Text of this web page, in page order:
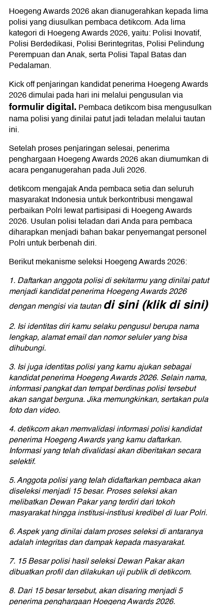
Hoegeng Awards 2026 akan dianugerahkan kepada lima
polisi yang diusulkan pembaca detikcom. Ada lima
kategori di Hoegeng Awards 2026, yaitu: Polisi Inovatif,
Polisi Berdedikasi, Polisi Berintegritas, Polisi Pelindung
Perempuan dan Anak, serta Polisi Tapal Batas dan
Pedalaman.
Kick off penjaringan kandidat penerima Hoegeng Awards
2026 dimulai pada hari ini melalui pengusulan via
formulir digital. Pembaca detikcom bisa mengusulkan
nama polisi yang dinilai patut jadi teladan melalui tautan
ini.
Setelah proses penjaringan selesai, penerima
penghargaan Hoegeng Awards 2026 akan diumumkan di
acara penganugerahan pada Juli 2026.
detikcom mengajak Anda pembaca setia dan seluruh
masyarakat Indonesia untuk berkontribusi mengawal
perbaikan Polri lewat partisipasi di Hoegeng Awards
2026. Usulan polisi teladan dari Anda para pembaca
diharapkan menjadi bahan bakar penyemangat personel
Polri untuk berbenah diri.
Berikut mekanisme seleksi Hoegeng Awards 2026:
1. Daftarkan anggota polisi di sekitarmu yang dinilai patut
menjadi kandidat penerima Hoegeng Awards 2026
dengan mengisi via tautandi sini (klik di sini)
2. Isi identitas diri kamu selaku pengusul berupa nama
lengkap, alamat email dan nomor seluler yang bisa
dihubungi.
3. Isi juga identitas polisi yang kamu ajukan sebagai
kandidat penerima Hoegeng Awards 2026. Selain nama,
informasi pangkat dan tempat berdinas polisi tersebut
akan sangat berguna. Jika memungkinkan, sertakan pula
foto dan video.
4. detikcom akan memvalidasi informasi polisi kandidat
penerima Hoegeng Awards yang kamu daftarkan.
Informasi yang telah divalidasi akan diberitakan secara
selektif.
5. Anggota polisi yang telah didaftarkan pembaca akan
diseleksi menjadi 15 besar. Proses seleksi akan
melibatkan Dewan Pakar yang terdiri dari tokoh
masyarakat hingga institusi-institusi kredibel di luar Polri.
6. Aspek yang dinilai dalam proses seleksi di antaranya
adalah integritas dan dampak kepada masyarakat.
7. 15 Besar polisi hasil seleksi Dewan Pakar akan
dibuatkan profil dan dilakukan uji publik di detikcom.
8. Dari 15 besar tersebut, akan disaring menjadi 5
penerima penghargaan Hoegeng Awards 2026.